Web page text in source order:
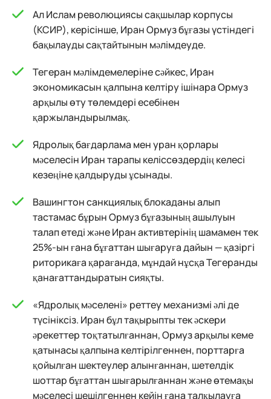
Ал Ислам революциясы сақшылар корпусы
(КСИР), керісінше, Иран Ормуз бұғазы үстіндегі
бақылауды сақтайтынын мәлімдеуде.
Тегеран мәлімдемелеріне сәйкес, Иран
экономикасын қалпына келтіру ішінара Ормуз
арқылы өту төлемдері есебінен
қаржыландырылмақ.
Ядролық бағдарлама мен уран қорлары
мәселесін Иран тарапы келіссөздердің келесі
кезеңіне қалдыруды ұсынады.
Вашингтон санкциялық блокаданы алып
тастамас бұрын Ормуз бұғазының ашылуын
талап етеді және Иран активтерінің шамамен тек
25%-ын ғана бұғаттан шығаруға дайын — қазіргі
риторикаға қарағанда, мұндай нұсқа Тегеранды
қанағаттандыратын сияқты.
«Ядролық мәселені» реттеу механизмі әлі де
түсініксіз. Иран бұл тақырыпты тек әскери
әрекеттер тоқтатылғаннан, Ормуз арқылы кеме
қатынасы қалпына келтірілгеннен, порттарға
қойылған шектеулер алынғаннан, шетелдік
шоттар бұғаттан шығарылғаннан және өтемақы
мәселесі шешілгеннен кейін ғана талқылауға